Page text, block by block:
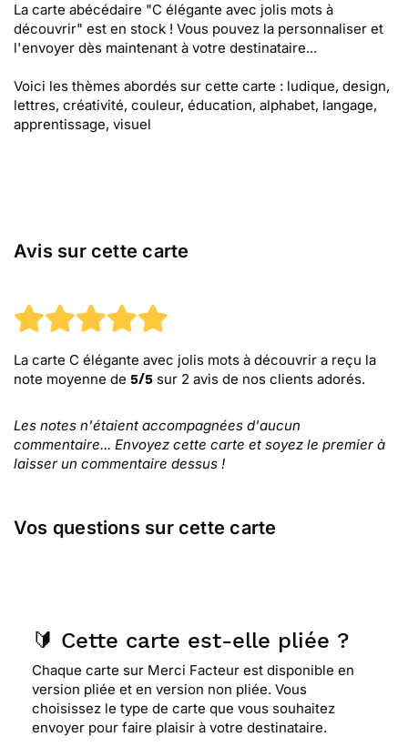
La carte abécédaire "C élégante avec jolis mots à
découvrir" est en stock ! Vous pouvez la personnaliser et
l'envoyer dès maintenant à votre destinataire...
Voici les thèmes abordés sur cette carte : ludique, design,
lettres, créativité, couleur, éducation, alphabet, langage,
apprentissage, visuel
Avis sur cette carte
La carte C élégante avec jolis mots à découvrir a reçu la
note moyenne de 5/5 sur 2 avis de nos clients adorés.
Les notes n'étaient accompagnées d'aucun
commentaire... Envoyez cette carte et soyez le premier à
laisser un commentaire dessus !
Vos questions sur cette carte
🔰 Cette carte est-elle pliée ?
Chaque carte sur Merci Facteur est disponible en
version pliée et en version non pliée. Vous
choisissez le type de carte que vous souhaitez
envoyer pour faire plaisir à votre destinataire.